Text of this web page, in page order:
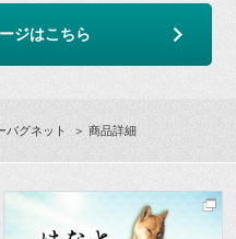
ジはこちら
バグネット ＞ 商品詳細